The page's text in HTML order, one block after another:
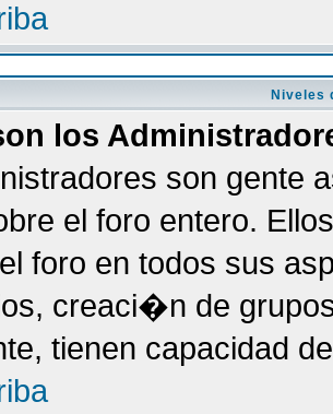
Niveles
los
son gente
el foro entero.
foro en todos sus
creaci�n de
tienen capacidad